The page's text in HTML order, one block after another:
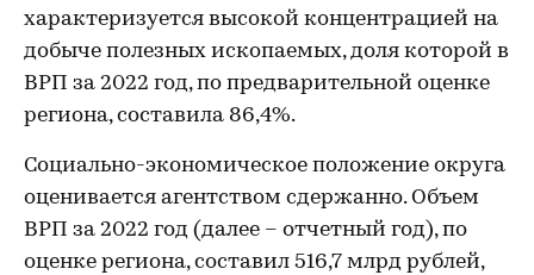
характеризуется высокой концентрацией на
добыче полезных ископаемых, доля которой в
ВРП за 2022 год, по предварительной оценке
региона, составила 86,4%.
Социально-экономическое положение округа
оценивается агентством сдержанно. Объем
ВРП за 2022 год (далее – отчетный год), по
оценке региона, составил 516,7 млрд рублей,